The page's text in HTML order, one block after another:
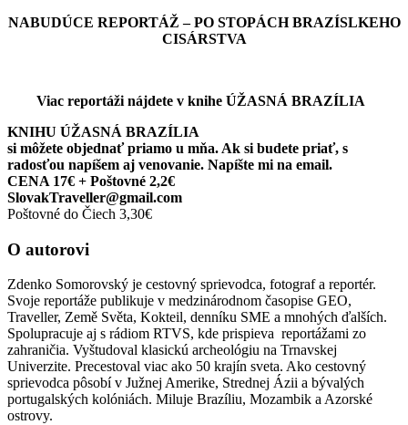
NABUDÚCE REPORTÁŽ – PO STOPÁCH BRAZÍSLKEHO
CISÁRSTVA
Viac reportáži nájdete v knihe ÚŽASNÁ BRAZÍLIA
KNIHU ÚŽASNÁ BRAZÍLIA
si môžete objednať priamo u mňa. Ak si budete priať, s
radosťou napíšem aj venovanie. Napíšte mi na email.
CENA 17€ + Poštovné 2,2€
SlovakTraveller@gmail.com
Poštovné do Čiech 3,30€
O autorovi
Zdenko Somorovský je cestovný sprievodca, fotograf a reportér.
Svoje reportáže publikuje v medzinárodnom časopise GEO,
Traveller, Země Světa, Kokteil, denníku SME a mnohých ďalších.
Spolupracuje aj s rádiom RTVS, kde prispieva reportážami zo
zahraničia. Vyštudoval klasickú archeológiu na Trnavskej
Univerzite. Precestoval viac ako 50 krajín sveta. Ako cestovný
sprievodca pôsobí v Južnej Amerike, Strednej Ázii a bývalých
portugalských kolóniách. Miluje Brazíliu, Mozambik a Azorské
ostrovy.